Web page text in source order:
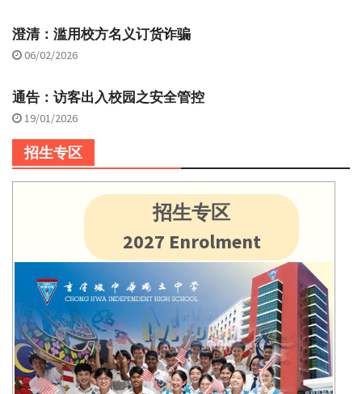
澄清：滥用校方名义订货诈骗
06/02/2026
通告：访客出入校园之安全管控
19/01/2026
招生专区
招生专区
2027 Enrolment